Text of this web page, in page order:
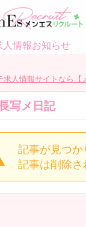
人情報お知らせ
求人情報サイトなら【
写メ日記
記事が見つか
記事は削除さ